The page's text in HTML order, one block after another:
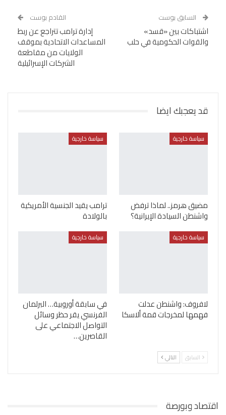
السابق بوست
اشتباكات بين «قسد»
والقوات الحكومية في حلب
القادم بوست
إدارة ترامب تتراجع عن ربط
المساعدات الاتحادية بموقف
الولايات من مقاطعة
الشركات الإسرائيلية
قد يعجبك ايضا
سياسة خارجية
مضيق هرمز.. لماذا ترفض
واشنطن السيادة الإيرانية؟
سياسة خارجية
ترامب يقيد الجنسية الأمريكية
بالولادة
سياسة خارجية
لافروف: واشنطن عدلت
فهمها لمخرجات قمة ألاسكا
سياسة خارجية
في سابقة أوروبية… البرلمان
الفرنسي يقر حظر وسائل
التواصل الاجتماعي على
القاصرين…
السابق التالي
اقتصاد وبورصة